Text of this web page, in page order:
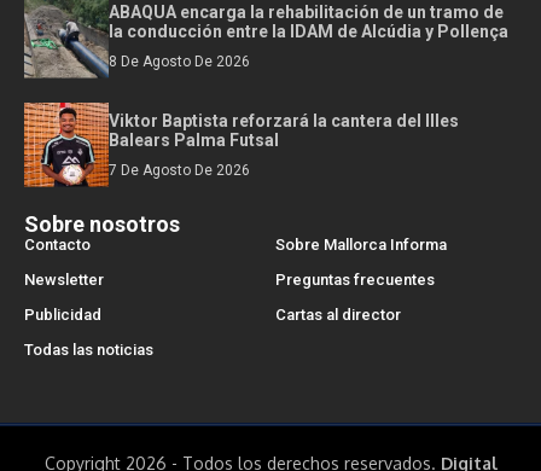
ABAQUA encarga la rehabilitación de un tramo de
la conducción entre la IDAM de Alcúdia y Pollença
8 De Agosto De 2026
Viktor Baptista reforzará la cantera del Illes
Balears Palma Futsal
7 De Agosto De 2026
Sobre nosotros
Contacto
Sobre Mallorca Informa
Newsletter
Preguntas frecuentes
Publicidad
Cartas al director
Todas las noticias
Copyright 2026 - Todos los derechos reservados. Digital